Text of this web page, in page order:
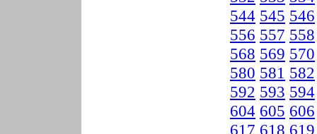
544 545 546
556 557 558
568 569 570
580 581 582
592 593 594
604 605 606
617 618 619